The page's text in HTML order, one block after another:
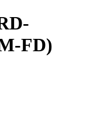
FD)